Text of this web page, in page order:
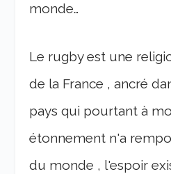
monde…
Le rugby est une
de la France , ancré
pays qui pourtant à
étonnement n'a
du monde , l'espoir